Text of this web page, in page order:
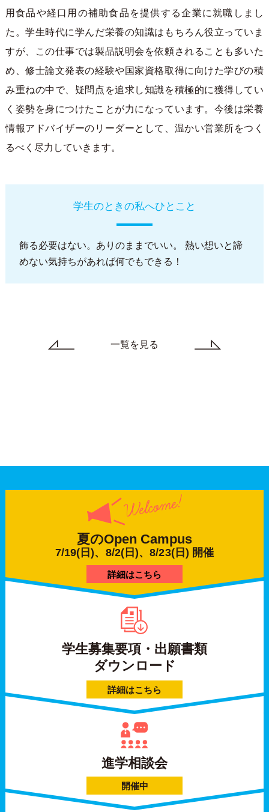
用食品や経口用の補助食品を提供する企業に就職しまし
た。学生時代に学んだ栄養の知識はもちろん役立っていま
すが、この仕事では製品説明会を依頼されることも多いた
め、修士論文発表の経験や国家資格取得に向けた学びの積
み重ねの中で、疑問点を追求し知識を積極的に獲得してい
く姿勢を身につけたことが力になっています。今後は栄養
情報アドバイザーのリーダーとして、温かい営業所をつく
るべく尽力していきます。
学生のときの私へひとこと
飾る必要はない。ありのままでいい。 熱い想いと諦
めない気持ちがあれば何でもできる！
一覧を見る
夏のOpen Campus
7/19(日)、8/2(日)、8/23(日) 開催
詳細はこちら
学生募集要項・出願書類
ダウンロード
詳細はこちら
進学相談会
開催中